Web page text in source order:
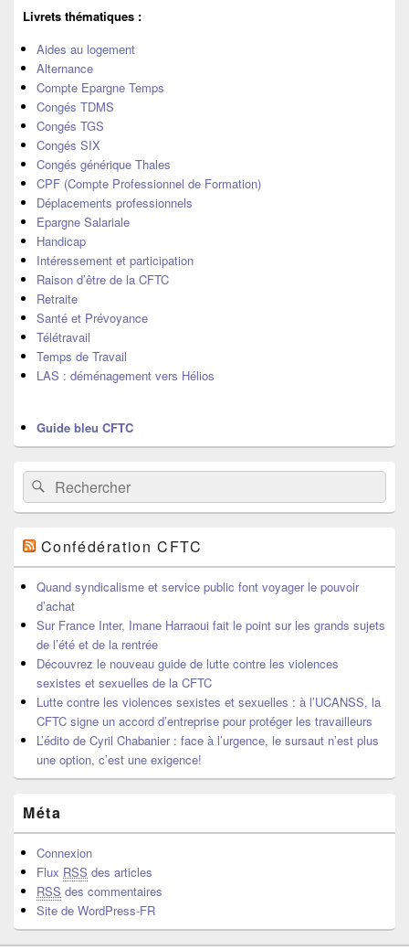
widget
la
barre
latérale
Livrets thématiques :
Aides au logement
Alternance
Compte Epargne Temps
Congés TDMS
Congés TGS
Congés SIX
Congés générique Thales
CPF (Compte Professionnel de Formation)
Déplacements professionnels
Epargne Salariale
Handicap
Intéressement et participation
Raison d’être de la CFTC
Retraite
Santé et Prévoyance
Télétravail
Temps de Travail
LAS : déménagement vers Hélios
Guide bleu CFTC
Recherche :
Rechercher
Confédération CFTC
Quand syndicalisme et service public font voyager le pouvoir
d’achat
Sur France Inter, Imane Harraoui fait le point sur les grands sujets
de l’été et de la rentrée
Découvrez le nouveau guide de lutte contre les violences
sexistes et sexuelles de la CFTC
Lutte contre les violences sexistes et sexuelles : à l’UCANSS, la
CFTC signe un accord d’entreprise pour protéger les travailleurs
L’édito de Cyril Chabanier : face à l’urgence, le sursaut n’est plus
une option, c’est une exigence!
Méta
Connexion
Flux RSS des articles
RSS des commentaires
Site de WordPress-FR